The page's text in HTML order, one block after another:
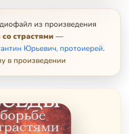
из произведения
страстями —
Юрьевич, протоиерей.
в произведении